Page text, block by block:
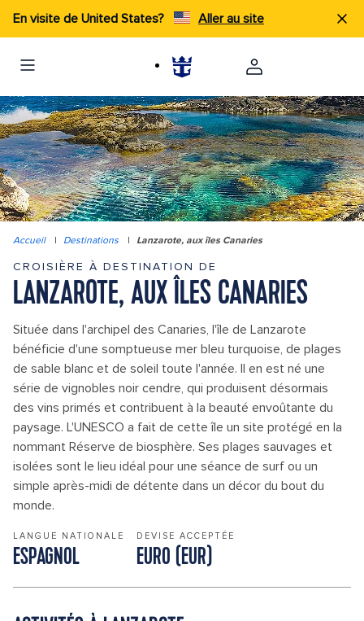
En visite de United States? Aller au site
Accueil | Destinations | Lanzarote, aux îles Canaries
CROISIÈRE À DESTINATION DE
LANZAROTE, AUX ÎLES CANARIES
Située dans l'archipel des Canaries, l'île de Lanzarote
bénéficie d'une somptueuse mer bleu turquoise, de plages
de sable blanc et de soleil toute l'année. Il en est né une
série de vignobles noir cendre, qui produisent désormais
des vins primés et contribuent à la beauté envoûtante du
paysage. L'UNESCO a fait de cette île un site protégé en la
nommant Réserve de biosphère. Ses plages sauvages et
isolées sont le lieu idéal pour une séance de surf ou un
simple après-midi de détente dans un décor du bout du
monde.
LANGUE NATIONALE
ESPAGNOL
DEVISE ACCEPTÉE
EURO (EUR)